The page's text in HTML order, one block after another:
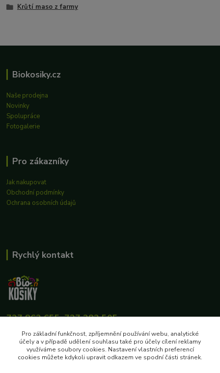
Krůtí maso z farmy
Biokosiky.cz
Naše prodejna
Novinky
Spolupráce
Fotogalerie
Pro zákazníky
Jak nakupovat
Obchodní podmínky
Ochrana osobních údajů
Rychlý kontakt
727 862 655, 737 283 505
eshop@biokosiky.cz
Pro základní funkčnost, zpříjemnění používání webu, analytické
účely a v případě udělení souhlasu také pro účely cílení reklamy
využíváme soubory cookies. Nastavení vlastních preferencí
cookies můžete kdykoli upravit odkazem ve spodní části stránek.